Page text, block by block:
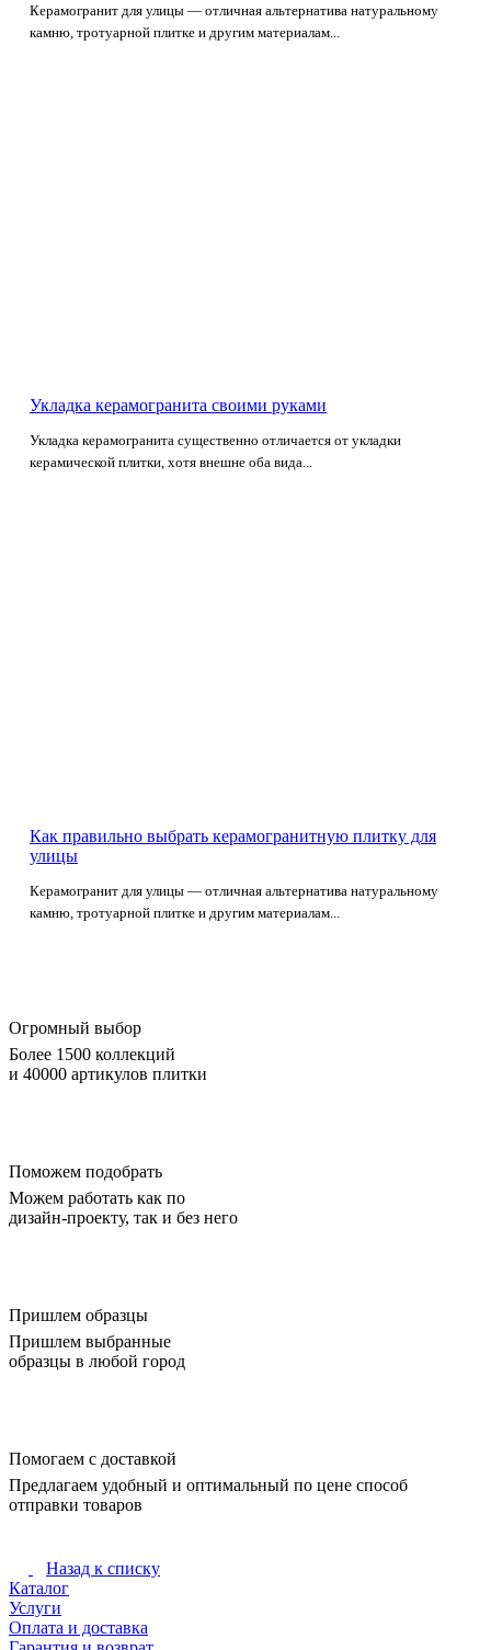
Керамогранит для улицы — отличная альтернатива натуральному
камню, тротуарной плитке и другим материалам...
Укладка керамогранита своими руками
Укладка керамогранита существенно отличается от укладки
керамической плитки, хотя внешне оба вида...
Как правильно выбрать керамогранитную плитку для
улицы
Керамогранит для улицы — отличная альтернатива натуральному
камню, тротуарной плитке и другим материалам...
Огромный выбор
Более 1500 коллекций
и 40000 артикулов плитки
Поможем подобрать
Можем работать как по
дизайн-проекту, так и без него
Пришлем образцы
Пришлем выбранные
образцы в любой город
Помогаем с доставкой
Предлагаем удобный и оптимальный по цене способ
отправки товаров
Назад к списку
Каталог
Услуги
Оплата и доставка